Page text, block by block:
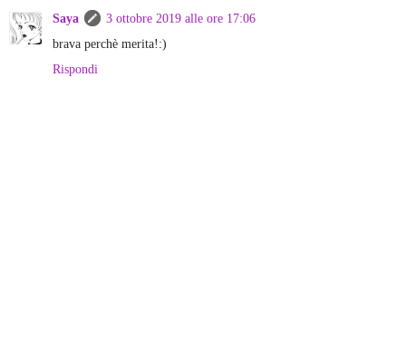
Saya
3 ottobre 2019 alle ore 17:06
brava perchè merita!:)
Rispondi